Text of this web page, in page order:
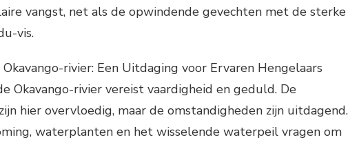
vangst, net als de opwindende gevechten met de sterke
vis.
Okavango-rivier: Een Uitdaging voor Ervaren Hengelaars
Okavango-rivier vereist vaardigheid en geduld. De
hier overvloedig, maar de omstandigheden zijn uitdagend.
waterplanten en het wisselende waterpeil vragen om